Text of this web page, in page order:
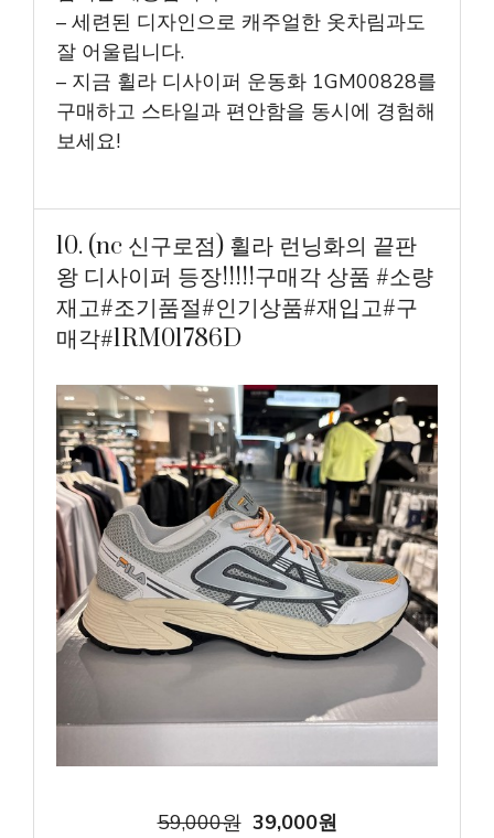
– 세련된 디자인으로 캐주얼한 옷차림과도
잘 어울립니다.
– 지금 휠라 디사이퍼 운동화 1GM00828를
구매하고 스타일과 편안함을 동시에 경험해
보세요!
10. (nc 신구로점) 휠라 런닝화의 끝판
왕 디사이퍼 등장!!!!!구매각 상품 #소량
재고#조기품절#인기상품#재입고#구
매각#1RM01786D
59,000원 39,000원